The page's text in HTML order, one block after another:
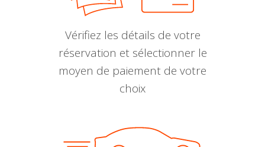
Vérifiez les détails de votre
réservation et sélectionner le
moyen de paiement de votre
choix